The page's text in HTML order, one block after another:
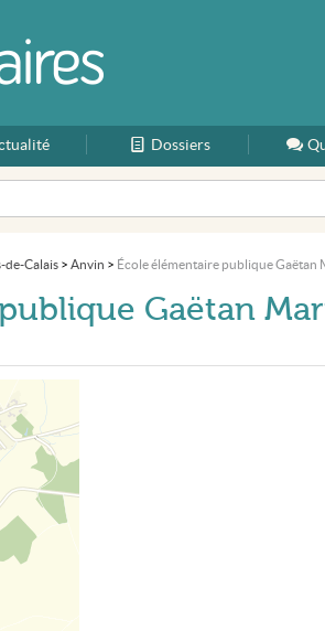
Accueil
Dossiers
de-Calais > Anvin > École élémentaire publique Gaëtan
Gaëtan